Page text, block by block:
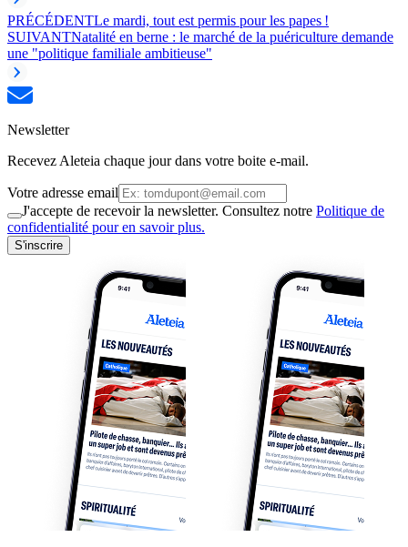
PRÉCÉDENTLe mardi, tout est permis pour les papes !
SUIVANTNatalité en berne : le marché de la puériculture demande
une "politique familiale ambitieuse"
Newsletter
Recevez Aleteia chaque jour dans votre boite e-mail.
Votre adresse email
J'accepte de recevoir la newsletter. Consultez notre Politique de
confidentialité pour en savoir plus.
S'inscrire